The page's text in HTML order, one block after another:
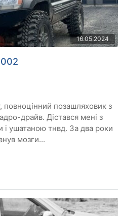
16.05.2024
драйв. Дістався мені з
ушатаною тнвд. За два роки
мозги...